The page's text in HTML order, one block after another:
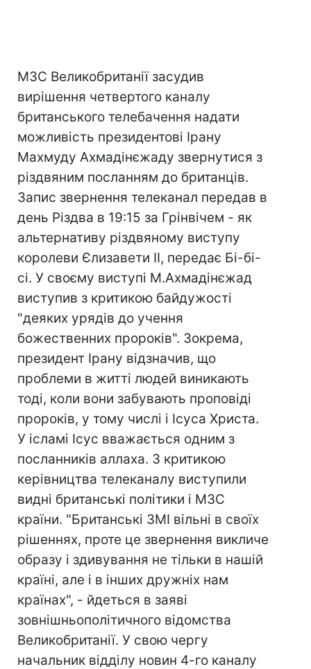
МЗС Великобританії засудив
вирішення четвертого каналу
британського телебачення надати
можливість президентові Ірану
Махмуду Ахмадінєжаду звернутися з
різдвяним посланням до британців.
Запис звернення телеканал передав в
день Різдва в 19:15 за Грінвічем - як
альтернативу різдвяному виступу
королеви Єлизавети II, передає Бі-бі-
сі. У своєму виступі М.Ахмадінєжад
виступив з критикою байдужості
"деяких урядів до учення
божественних пророків". Зокрема,
президент Ірану відзначив, що
проблеми в житті людей виникають
тоді, коли вони забувають проповіді
пророків, у тому числі і Ісуса Христа.
У ісламі Ісус вважається одним з
посланників аллаха. З критикою
керівництва телеканалу виступили
видні британські політики і МЗС
країни. "Британські ЗМІ вільні в своїх
рішеннях, проте це звернення викличе
образу і здивування не тільки в нашій
країні, але і в інших дружніх нам
країнах", - йдеться в заяві
зовнішньополітичного відомства
Великобританії. У свою чергу
начальник відділу новин 4-го каналу